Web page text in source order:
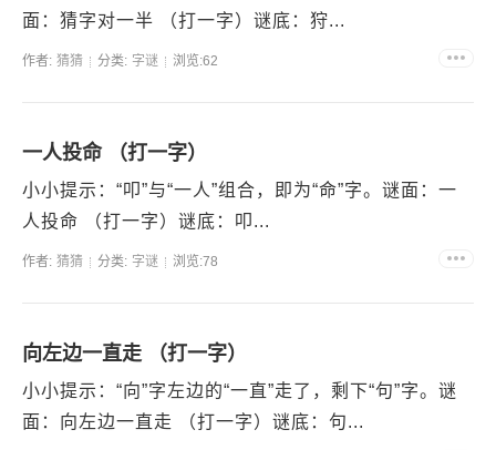
面：猜字对一半 （打一字）谜底：狩...
作者: 猜猜 分类: 字谜 浏览:62
一人投命 （打一字）
小小提示：“叩”与“一人”组合，即为“命”字。谜面：一
人投命 （打一字）谜底：叩...
作者: 猜猜 分类: 字谜 浏览:78
向左边一直走 （打一字）
小小提示：“向”字左边的“一直”走了，剩下“句”字。谜
面：向左边一直走 （打一字）谜底：句...